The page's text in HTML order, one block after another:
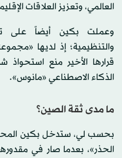
العالمي، وتعزيز العلاقات
وعملت بكين أيضاً على
والتنظيمية؛ إذ لديها
قرارها الأخير منع
الذكاء الاصطناعي «مانوس».
ما مدى ثقة الصين؟
بحسب لي، ستدخل بكين
الحذر»، بعدما صار في